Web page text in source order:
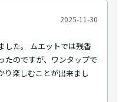
2025-11-30
した。 ムエットでは残香
たのですが、ワンタップで
り楽しむことが出来まし